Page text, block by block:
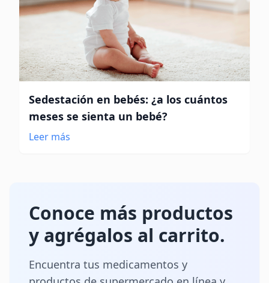
Sedestación en bebés: ¿a los cuántos
meses se sienta un bebé?
Leer más
Conoce más productos
y agrégalos al carrito.
Encuentra tus medicamentos y